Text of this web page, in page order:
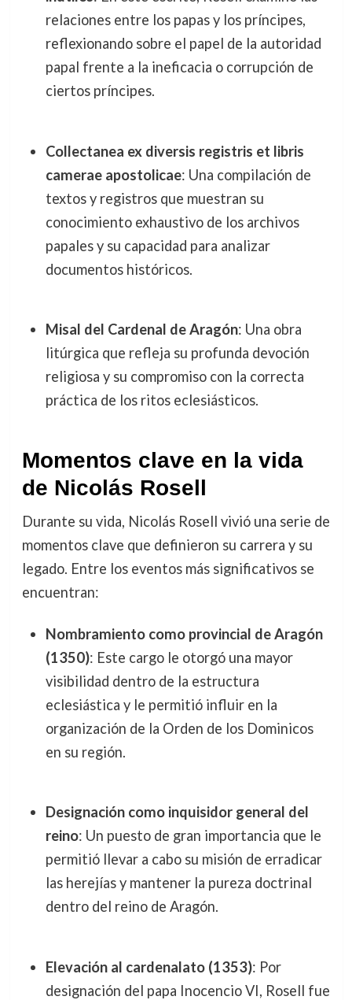
relaciones entre los papas y los príncipes,
reflexionando sobre el papel de la autoridad
papal frente a la ineficacia o corrupción de
ciertos príncipes.
Collectanea ex diversis registris et libris
camerae apostolicae: Una compilación de
textos y registros que muestran su
conocimiento exhaustivo de los archivos
papales y su capacidad para analizar
documentos históricos.
Misal del Cardenal de Aragón: Una obra
litúrgica que refleja su profunda devoción
religiosa y su compromiso con la correcta
práctica de los ritos eclesiásticos.
Momentos clave en la vida
de Nicolás Rosell
Durante su vida, Nicolás Rosell vivió una serie de
momentos clave que definieron su carrera y su
legado. Entre los eventos más significativos se
encuentran:
Nombramiento como provincial de Aragón
(1350): Este cargo le otorgó una mayor
visibilidad dentro de la estructura
eclesiástica y le permitió influir en la
organización de la Orden de los Dominicos
en su región.
Designación como inquisidor general del
reino: Un puesto de gran importancia que le
permitió llevar a cabo su misión de erradicar
las herejías y mantener la pureza doctrinal
dentro del reino de Aragón.
Elevación al cardenalato (1353): Por
designación del papa Inocencio VI, Rosell fue